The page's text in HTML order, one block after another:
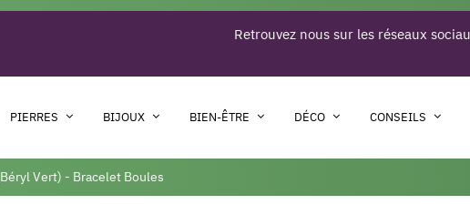
Retrouvez nous sur les réseaux
PIERRES BIJOUX BIEN-ÊTRE DÉCO CONSEILS
Vert) - Bracelet Boules